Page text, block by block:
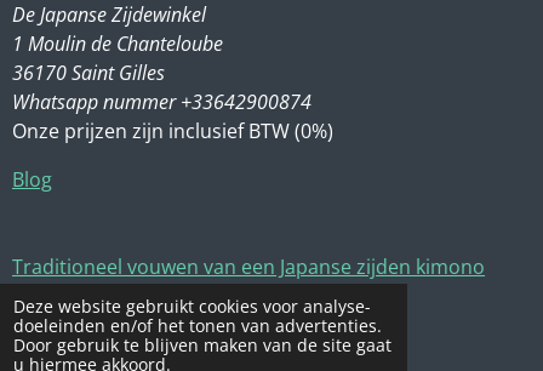
Deze website gebruikt cookies voor analyse-
doeleinden en/of het tonen van advertenties.
Door gebruik te blijven maken van de site gaat
u hiermee akkoord.
De Japanse Zijdewinkel
1 Moulin de Chanteloube
36170 Saint Gilles
Whatsapp nummer +33642900874
Onze prijzen zijn inclusief BTW (0%)
Blog
Traditioneel vouwen van een Japanse zijden kimono
Zijde wassen en onderhoud